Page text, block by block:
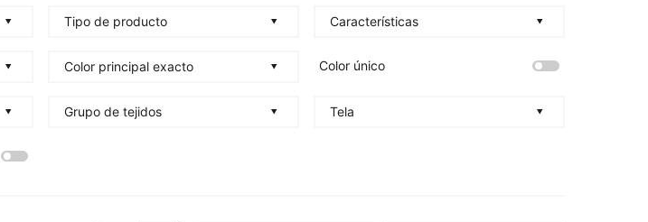
Tipo de producto Características
Color principal exacto Color único
Grupo de tejidos Tela